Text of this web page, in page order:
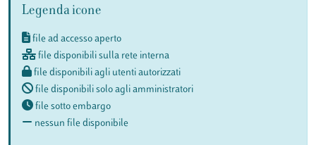
Legenda icone
file ad accesso aperto
file disponibili sulla rete interna
file disponibili agli utenti autorizzati
file disponibili solo agli amministratori
file sotto embargo
nessun file disponibile